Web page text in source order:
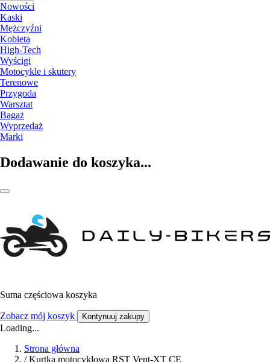
Nowości
Kaski
Mężczyźni
Kobieta
High-Tech
Wyścigi
Motocykle i skutery
Terenowe
Przygoda
Warsztat
Bagaż
Wyprzedaż
Marki
Dodawanie do koszyka...
Suma częściowa koszyka
Zobacz mój koszyk Kontynuuj zakupy
Loading...
Strona główna
/ Kurtka motocyklowa RST Vent-XT CE